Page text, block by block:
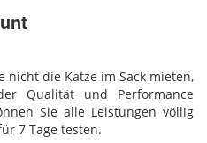
nicht die Katze im Sack mieten,
Qualität und Performance
Sie alle Leistungen völlig
7 Tage testen.